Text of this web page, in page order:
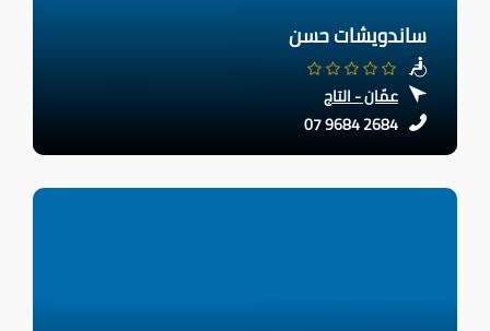
ساندويشات حسن
عمّان - التاج
07 9684 2684